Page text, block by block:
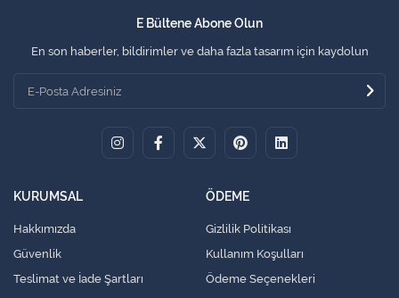
E Bültene Abone Olun
En son haberler, bildirimler ve daha fazla tasarım için kaydolun
KURUMSAL
Hakkımızda
Güvenlik
Teslimat ve İade Şartları
ÖDEME
Gizlilik Politikası
Kullanım Koşulları
Ödeme Seçenekleri